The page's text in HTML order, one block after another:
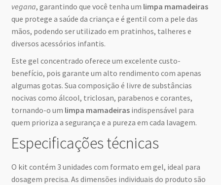
vegana, garantindo que você tenha um limpa mamadeiras
que protege a saúde da criança e é gentil com a pele das
mãos, podendo ser utilizado em pratinhos, talheres e
diversos acessórios infantis.
Este gel concentrado oferece um excelente custo-
benefício, pois garante um alto rendimento com apenas
algumas gotas. Sua composição é livre de substâncias
nocivas como álcool, triclosan, parabenos e corantes,
tornando-o um limpa mamadeirasindispensável para
quem prioriza a segurança e a pureza em cada lavagem.
Especificações técnicas
O kit contém 3 unidades com formato em gel, ideal para
dosagem precisa. As dimensões individuais do produto são